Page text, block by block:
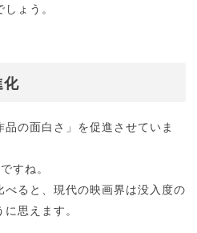
ょう。
の面白さ」を促進させていま
すね。
べると、現代の映画界は没入度の
思えます。